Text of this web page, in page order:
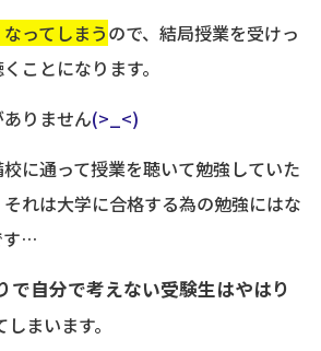
ってしまうので、結局授業を受けっ
ことになります。
りません(>_<)
に通って授業を聴いて勉強していた
れは大学に合格する為の勉強にはな
す…
で自分で考えない受験生はやはり
まいます。